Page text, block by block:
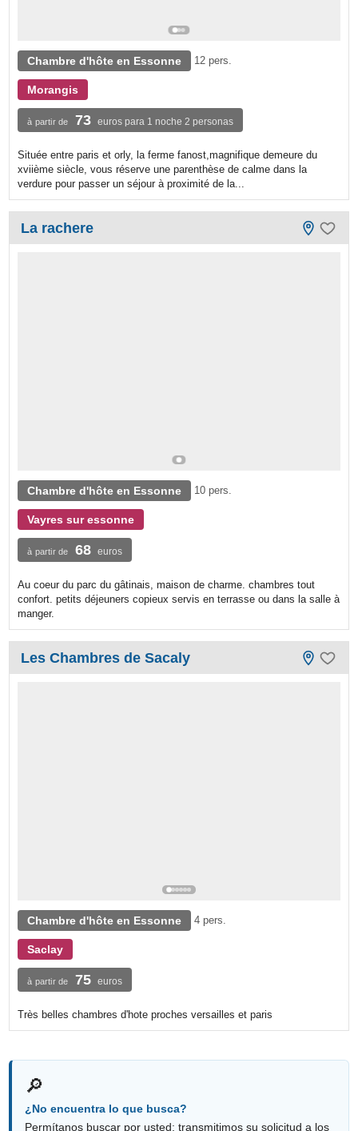
Chambre d'hôte en Essonne 12 pers.
Morangis
à partir de 73 euros para 1 noche 2 personas
Située entre paris et orly, la ferme fanost,magnifique demeure du
xviième siècle, vous réserve une parenthèse de calme dans la
verdure pour passer un séjour à proximité de la...
La rachere
Chambre d'hôte en Essonne 10 pers.
Vayres sur essonne
à partir de 68 euros
Au coeur du parc du gâtinais, maison de charme. chambres tout
confort. petits déjeuners copieux servis en terrasse ou dans la salle à
manger.
Les Chambres de Sacaly
Chambre d'hôte en Essonne 4 pers.
Saclay
à partir de 75 euros
Très belles chambres d'hote proches versailles et paris
🔎
¿No encuentra lo que busca?
Permítanos buscar por usted: transmitimos su solicitud a los